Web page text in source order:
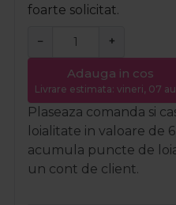
foarte solicitat.
− +
Adauga in cos
Livrare estimata: vineri, 07
Plaseaza comanda si
loialitate in valoare de
acumula puncte de
un cont de client.